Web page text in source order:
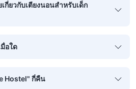
กี่ยวกับเตียงนอนสำหรับเด็ก
อใด
Hostel" กี่คืน